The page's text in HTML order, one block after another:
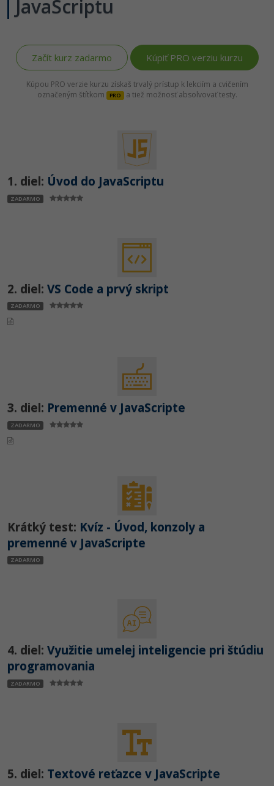
JavaScriptu
Začít kurz zadarmo Kúpiť PRO verziu kurzu
Kúpou PRO verzie kurzu získaš trvalý prístup k lekciím a cvičením
označeným štítkom
PRO a tiež možnosť absolvovať testy.
1. diel: Úvod do JavaScriptu
ZADARMO
2. diel: VS Code a prvý skript
ZADARMO
3. diel: Premenné v JavaScripte
ZADARMO
Krátký test: Kvíz - Úvod, konzoly a
premenné v JavaScripte
ZADARMO
4. diel: Využitie umelej inteligencie pri štúdiu
programovania
ZADARMO
5. diel: Textové reťazce v JavaScripte